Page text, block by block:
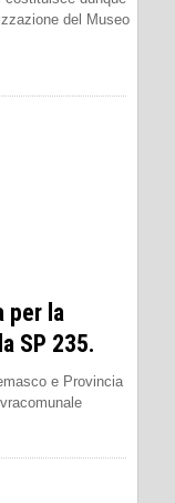
del Museo
per la
SP 235.
e Provincia